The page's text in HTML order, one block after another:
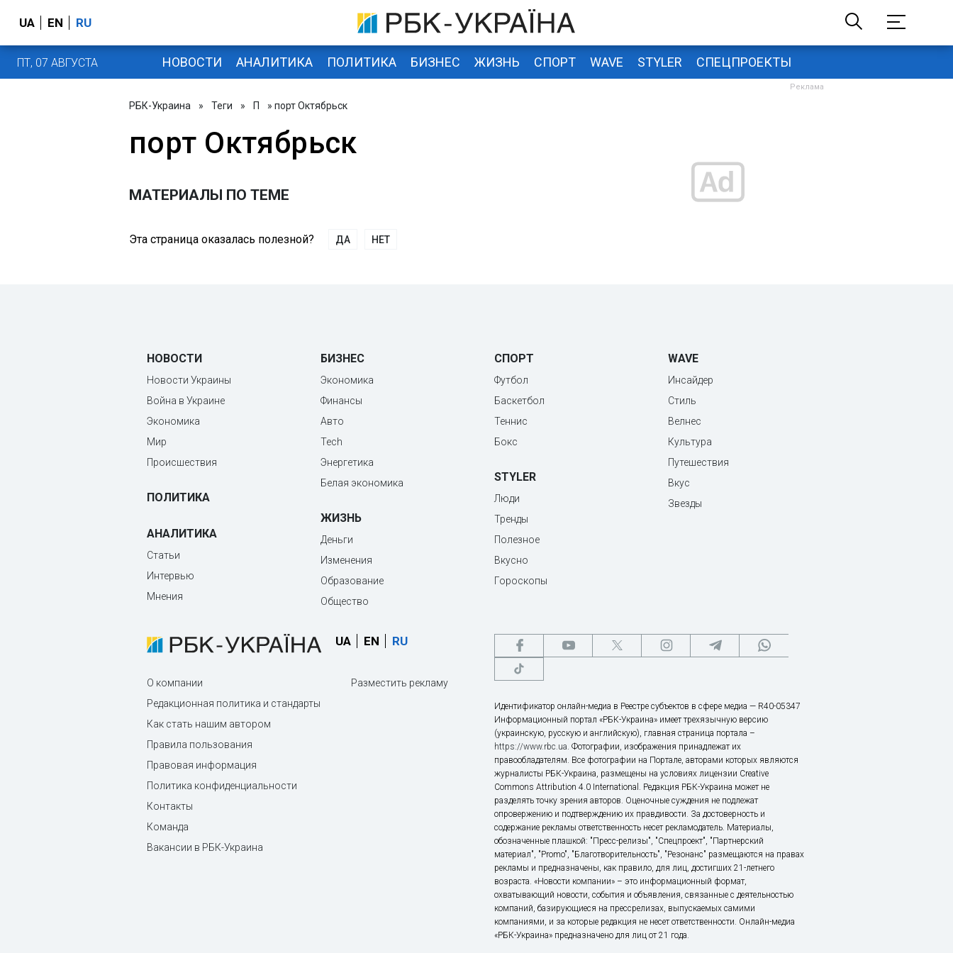
UA EN RU
ПТ, 07 АВГУСТА НОВОСТИ АНАЛИТИКА ПОЛИТИКА БИЗНЕС ЖИЗНЬ СПОРТ WAVE STYLER СПЕЦПРОЕКТЫ
РБК-Украина » Теги » П » порт Октябрьск
порт Октябрьск
МАТЕРИАЛЫ ПО ТЕМЕ
Эта страница оказалась полезной? ДА НЕТ
НОВОСТИ
Новости Украины
Война в Украине
Экономика
Мир
Происшествия
ПОЛИТИКА
АНАЛИТИКА
Статьи
Интервью
Мнения
БИЗНЕС
Экономика
Финансы
Авто
Tech
Энергетика
Белая экономика
ЖИЗНЬ
Деньги
Изменения
Образование
Общество
СПОРТ
Футбол
Баскетбол
Теннис
Бокс
STYLER
Люди
Тренды
Полезное
Вкусно
Гороскопы
WAVE
Инсайдер
Стиль
Велнес
Культура
Путешествия
Вкус
Звезды
UA EN RU
О компании
Редакционная политика и стандарты
Как стать нашим автором
Правила пользования
Правовая информация
Политика конфиденциальности
Контакты
Команда
Вакансии в РБК-Украина
Разместить рекламу
Идентификатор онлайн-медиа в Реестре субъектов в сфере медиа — R40-05347
Информационный портал «РБК-Украина» имеет трехязычную версию
(украинскую, русскую и английскую), главная страница портала –
https://www.rbc.ua. Фотографии, изображения принадлежат их
правообладателям. Все фотографии на Портале, авторами которых являются
журналисты РБК-Украина, размещены на условиях лицензии Creative
Commons Attribution 4.0 International. Редакция РБК-Украина может не
разделять точку зрения авторов. Оценочные суждения не подлежат
опровержению и подтверждению их правдивости. За достоверность и
содержание рекламы ответственность несет рекламодатель. Материалы,
обозначенные плашкой: "Пресс-релизы", "Спецпроект", "Партнерский
материал", "Promo", "Благотворительность", "Резонанс" размещаются на правах
рекламы и предназначены, как правило, для лиц, достигших 21-летнего
возраста. «Новости компании» – это информационный формат,
охватывающий новости, события и объявления, связанные с деятельностью
компаний, базирующиеся на прессрелизах, выпускаемых самими
компаниями, и за которые редакция не несет ответственности. Онлайн-медиа
«РБК-Украина» предназначено для лиц от 21 года.